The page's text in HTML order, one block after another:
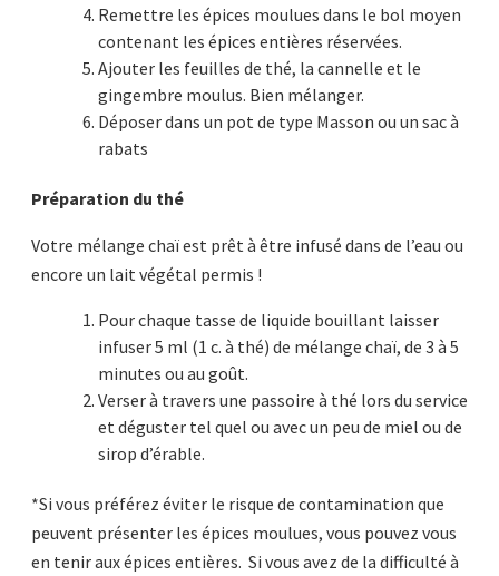
Remettre les épices moulues dans le bol moyen
contenant les épices entières réservées.
Ajouter les feuilles de thé, la cannelle et le
gingembre moulus. Bien mélanger.
Déposer dans un pot de type Masson ou un sac à
rabats
Préparation du thé
Votre mélange chaï est prêt à être infusé dans de l’eau ou
encore un lait végétal permis !
Pour chaque tasse de liquide bouillant laisser
infuser 5 ml (1 c. à thé) de mélange chaï, de 3 à 5
minutes ou au goût.
Verser à travers une passoire à thé lors du service
et déguster tel quel ou avec un peu de miel ou de
sirop d’érable.
*Si vous préférez éviter le risque de contamination que
peuvent présenter les épices moulues, vous pouvez vous
en tenir aux épices entières. Si vous avez de la difficulté à